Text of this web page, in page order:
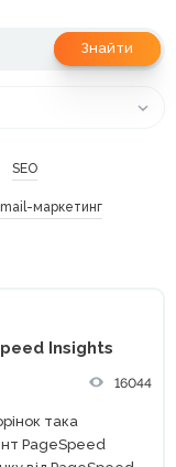
Знайти
SEO
маркетинг
​​Insights
16044